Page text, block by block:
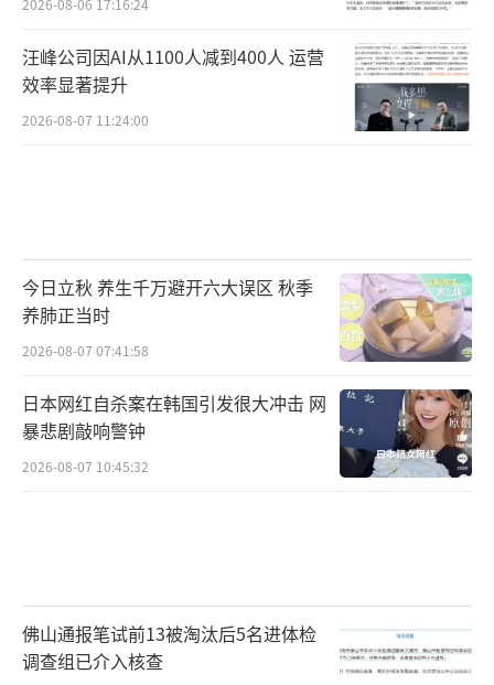
2026-08-06 17:16:24
汪峰公司因AI从1100人减到400人 运营
效率显著提升
2026-08-07 11:24:00
今日立秋 养生千万避开六大误区 秋季
养肺正当时
2026-08-07 07:41:58
日本网红自杀案在韩国引发很大冲击 网
暴悲剧敲响警钟
2026-08-07 10:45:32
佛山通报笔试前13被淘汰后5名进体检
调查组已介入核查